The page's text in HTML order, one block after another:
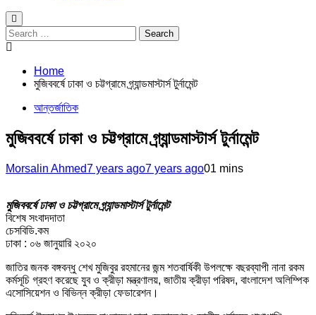
Search
for:
Home
মুজিববর্ষে ঢাকা ও চট্টগ্রামে গ্র্যান্ডমাস্টার্স টুর্নামেন্ট
আন্তর্জাতিক
মুজিববর্ষে ঢাকা ও চট্টগ্রামে গ্র্যান্ডমাস্টার্স টুর্নামেন্ট
Morsalin Ahmed7 years ago7 years ago01 mins
মুজিববর্ষে ঢাকা ও চট্টগ্রামে গ্র্যান্ডমাস্টার্স টুর্নামেন্ট
বিশেষ সংবাদদাতা
চেসবিডি.কম
ঢাকা : ০৬ জানুয়ারি ২০২০
জাতির জনক বঙ্গবন্ধু শেখ মুজিবুর রহমানের জন্ম শতবার্ষিকী উপলক্ষে বছরব্যাপী নানা রকম
কর্মসূচি গ্রহণ করেছে যুব ও ক্রীড়া মন্ত্রণালয়, জাতীয় ক্রীড়া পরিষদ, বাংলাদেশ অলিম্পিক
এসোসিয়েশন ও বিভিন্ন ক্রীড়া ফেডারেশন।